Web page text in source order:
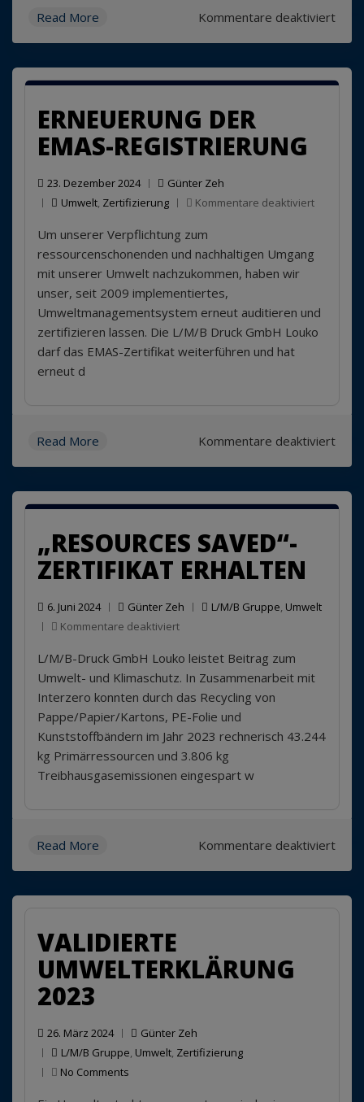
Read More Kommentare deaktiviertfür
2024
ERNEUERUNG DER
EMAS-REGISTRIERUNG
23. Dezember 2024
Günter Zeh
Umwelt, Zertifizierung Kommentare deaktiviertfür
Um unserer Verpflichtung zum
ressourcenschonenden und nachhaltigen Umgang
mit unserer Umwelt nachzukommen, haben wir
unser, seit 2009 implementiertes,
Umweltmanagementsystem erneut auditieren und
zertifizieren lassen. Die L/M/B Druck GmbH Louko
darf das EMAS-Zertifikat weiterführen und hat
erneut d
Read More Kommentare deaktiviertfür
„RESOURCES SAVED“-
ZERTIFIKAT ERHALTEN
6. Juni 2024 Günter Zeh L/M/B Gruppe, Umwelt
Kommentare deaktiviertfür
Saved“-
Zertifikat
erhalten
L/M/B-Druck GmbH Louko leistet Beitrag zum
Umwelt- und Klimaschutz. In Zusammenarbeit mit
Interzero konnten durch das Recycling von
Pappe/Papier/Kartons, PE-Folie und
Kunststoffbändern im Jahr 2023 rechnerisch 43.244
kg Primärressourcen und 3.806 kg
Treibhausgasemissionen eingespart w
Read More Kommentare deaktiviertfür
VALIDIERTE
UMWELTERKLÄRUNG
2023
26. März 2024
Günter Zeh
L/M/B Gruppe, Umwelt, Zertifizierung
No Comments